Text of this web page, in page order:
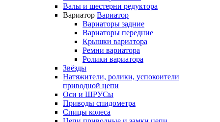
Валы и шестерни редуктора
Вариатор Вариатор
Вариаторы задние
Вариаторы передние
Крышки вариатора
Ремни вариатора
Ролики вариатора
Звёзды
Натяжители, ролики, успокоители
приводной цепи
Оси и ШРУСы
Приводы спидометра
Спицы колеса